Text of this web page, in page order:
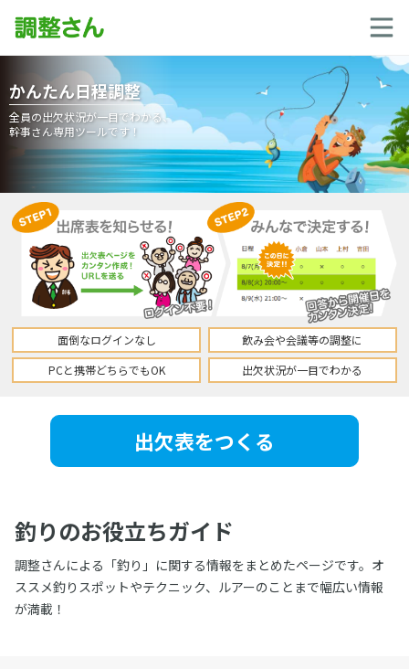
かんたん日程調整
全員の出欠状況が一目でわかる、
幹事さん専用ツールです！
面倒なログインなし
飲み会や会議等の調整に
PCと携帯どちらでもOK
出欠状況が一目でわかる
出欠表をつくる
釣りのお役立ちガイド
調整さんによる「釣り」に関する情報をまとめたページです。オ
ススメ釣りスポットやテクニック、ルアーのことまで幅広い情報
が満載！